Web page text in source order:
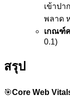
เข้าปา
พลาด
เกณฑ์
0.1)
สรุป
🎯Core Web